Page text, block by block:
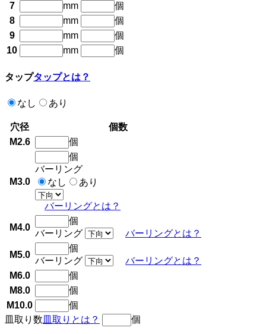
7
mm
個
8
mm
個
9
mm
個
10
mm 個
タップタップとは？
なし あり
穴径
個数
M2.6
個
M3.0
個
バーリング
なし
あり
バーリングとは？
M4.0
個
バーリング
バーリングとは？
M5.0
個
バーリング
バーリングとは？
M6.0
個
M8.0
個
M10.0
個
皿取り数 皿取りとは？ 個